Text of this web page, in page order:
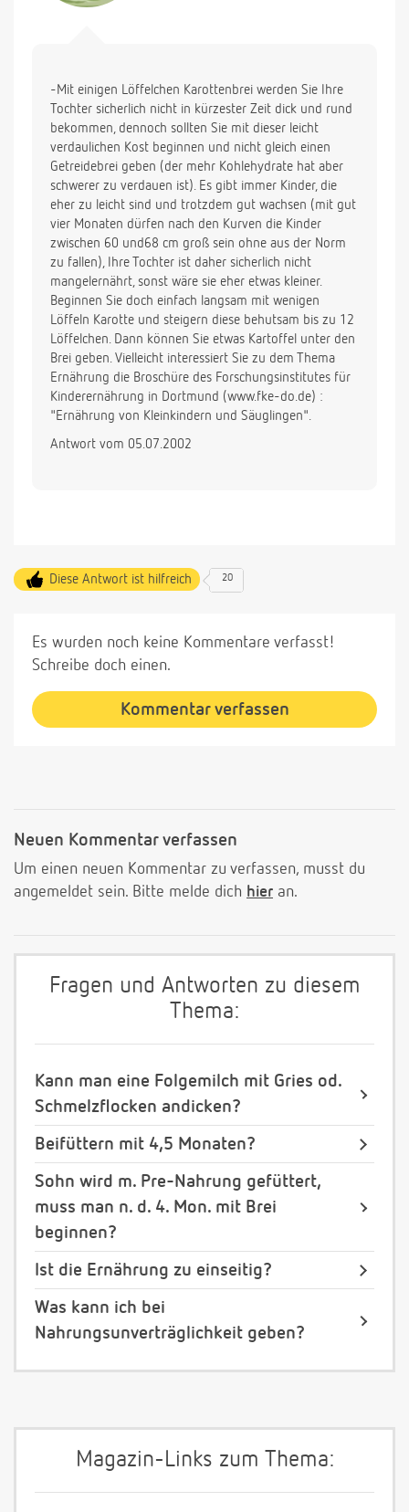
-Mit einigen Löffelchen Karottenbrei werden Sie Ihre
Tochter sicherlich nicht in kürzester Zeit dick und rund
bekommen, dennoch sollten Sie mit dieser leicht
verdaulichen Kost beginnen und nicht gleich einen
Getreidebrei geben (der mehr Kohlehydrate hat aber
schwerer zu verdauen ist). Es gibt immer Kinder, die
eher zu leicht sind und trotzdem gut wachsen (mit gut
vier Monaten dürfen nach den Kurven die Kinder
zwischen 60 und68 cm groß sein ohne aus der Norm
zu fallen), Ihre Tochter ist daher sicherlich nicht
mangelernährt, sonst wäre sie eher etwas kleiner.
Beginnen Sie doch einfach langsam mit wenigen
Löffeln Karotte und steigern diese behutsam bis zu 12
Löffelchen. Dann können Sie etwas Kartoffel unter den
Brei geben. Vielleicht interessiert Sie zu dem Thema
Ernährung die Broschüre des Forschungsinstitutes für
Kinderernährung in Dortmund (www.fke-do.de) :
"Ernährung von Kleinkindern und Säuglingen".
Antwort vom 05.07.2002
Diese Antwort ist hilfreich 20
Es wurden noch keine Kommentare verfasst!
Schreibe doch einen.
Kommentar verfassen
Neuen Kommentar verfassen
Um einen neuen Kommentar zu verfassen, musst du
angemeldet sein. Bitte melde dich hier an.
Fragen und Antworten zu diesem
Thema:
Kann man eine Folgemilch mit Gries od.
Schmelzflocken andicken?
Beifüttern mit 4,5 Monaten?
Sohn wird m. Pre-Nahrung gefüttert,
muss man n. d. 4. Mon. mit Brei
beginnen?
Ist die Ernährung zu einseitig?
Was kann ich bei
Nahrungsunverträglichkeit geben?
Magazin-Links zum Thema: